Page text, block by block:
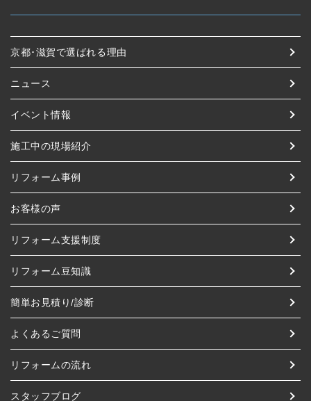
京都･滋賀で選ばれる理由
ニュース
イベント情報
施工中の現場紹介
リフォーム事例
お客様の声
リフォーム支援制度
リフォーム豆知識
簡単お見積り/診断
よくあるご質問
リフォームの流れ
スタッフブログ